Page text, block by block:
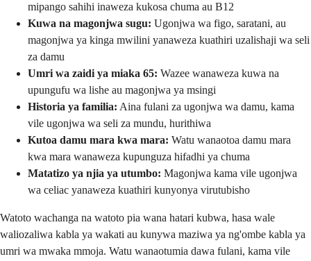
mipango sahihi inaweza kukosa chuma au B12
Kuwa na magonjwa sugu: Ugonjwa wa figo, saratani, au
magonjwa ya kinga mwilini yanaweza kuathiri uzalishaji wa seli
za damu
Umri wa zaidi ya miaka 65: Wazee wanaweza kuwa na
upungufu wa lishe au magonjwa ya msingi
Historia ya familia: Aina fulani za ugonjwa wa damu, kama
vile ugonjwa wa seli za mundu, hurithiwa
Kutoa damu mara kwa mara: Watu wanaotoa damu mara
kwa mara wanaweza kupunguza hifadhi ya chuma
Matatizo ya njia ya utumbo: Magonjwa kama vile ugonjwa
wa celiac yanaweza kuathiri kunyonya virutubisho
Watoto wachanga na watoto pia wana hatari kubwa, hasa wale
waliozaliwa kabla ya wakati au kunywa maziwa ya ng'ombe kabla ya
umri wa mwaka mmoja. Watu wanaotumia dawa fulani, kama vile